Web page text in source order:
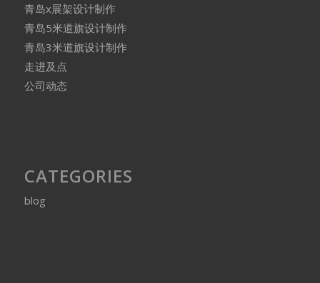
青岛x展架设计制作
青岛5米道旗设计制作
青岛3米道旗设计制作
走进及点
公司动态
CATEGORIES
blog